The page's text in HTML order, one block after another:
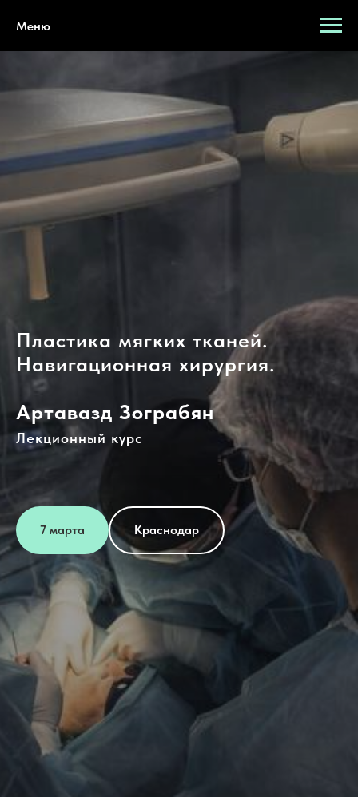
Меню
Пластика мягких тканей.
Навигационная хирургия.
Артавазд Зограбян
Лекционный курс
7 марта Краснодар